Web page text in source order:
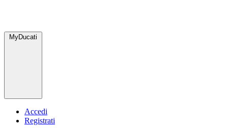
MyDucati
Accedi
Registrati